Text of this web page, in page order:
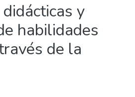
y
habilidades
de la